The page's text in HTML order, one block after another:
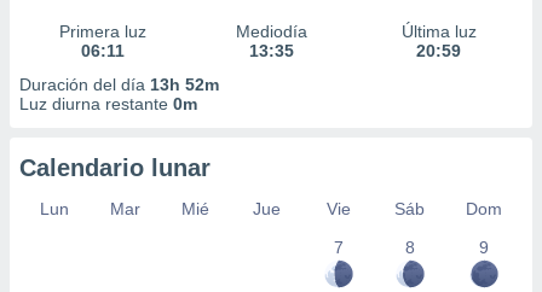
Primera luz
06:11
Mediodía
13:35
Última luz
20:59
Duración del día 13h 52m
Luz diurna restante 0m
Calendario lunar
Lun Mar Mié Jue Vie Sáb
Dom
7
8 9